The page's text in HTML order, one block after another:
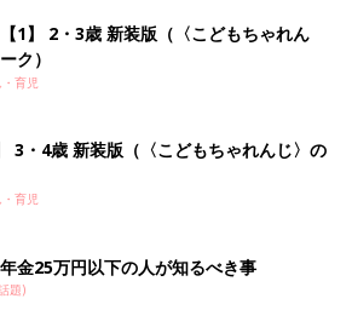
1】 2・3歳 新装版（〈こどもちゃれん
ク）
育児
3・4歳 新装版（〈こどもちゃれんじ〉の
育児
金25万円以下の人が知るべき事
題)